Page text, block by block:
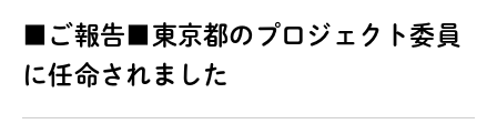
講座のご依頼
お問い合わせ 運営団体
■ご報告■東京都のプロジェクト委員
に任命されました